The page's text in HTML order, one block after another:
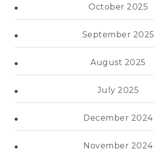
October 2025
September 2025
August 2025
July 2025
December 2024
November 2024